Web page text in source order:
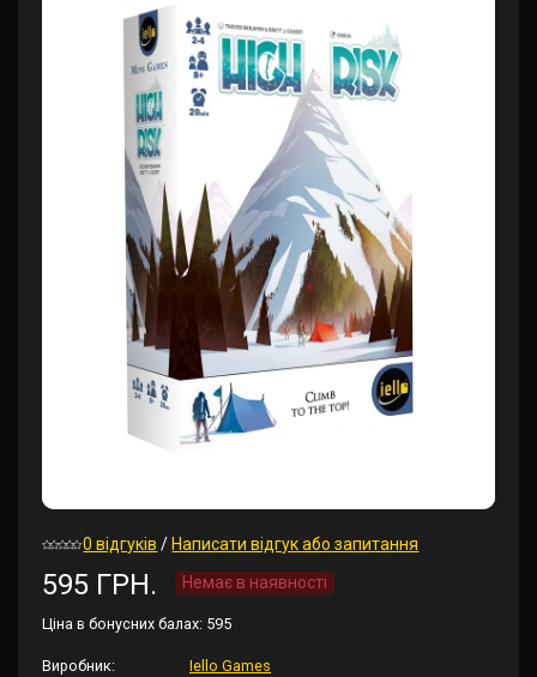
0 відгуків / Написати відгук або запитання
595 ГРН. Немає в наявності
Ціна в бонусних балах: 595
Виробник:
Iello Games